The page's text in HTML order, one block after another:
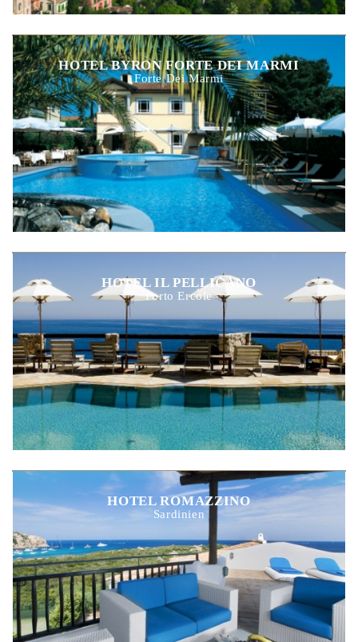
HOTEL BYRON FORTE DEI MARMI
Forte Dei Marmi
HOTEL IL PELLICANO
Porto Ercole
HOTEL ROMAZZINO
Sardinien